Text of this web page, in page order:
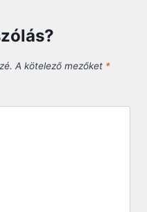
A kötelező mezőket *